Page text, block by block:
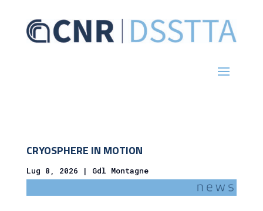
CRYOSPHERE IN MOTION
Lug 8, 2026 | Gdl Montagne